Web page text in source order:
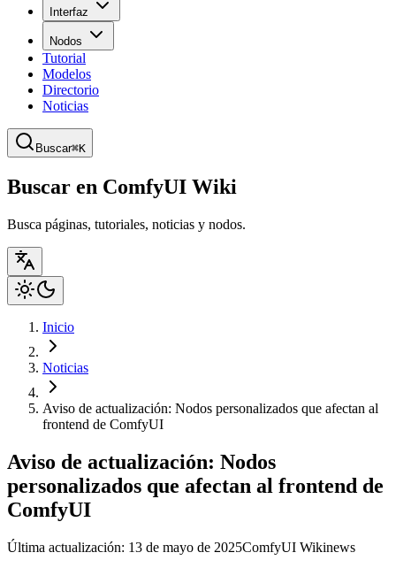
Interfaz
Nodos
Tutorial
Modelos
Directorio
Noticias
Buscar⌘K
Buscar en ComfyUI Wiki
Busca páginas, tutoriales, noticias y nodos.
Inicio
Noticias
Aviso de actualización: Nodos personalizados que afectan al
frontend de ComfyUI
Aviso de actualización: Nodos
personalizados que afectan al frontend de
ComfyUI
Última actualización: 13 de mayo de 2025ComfyUI Wikinews